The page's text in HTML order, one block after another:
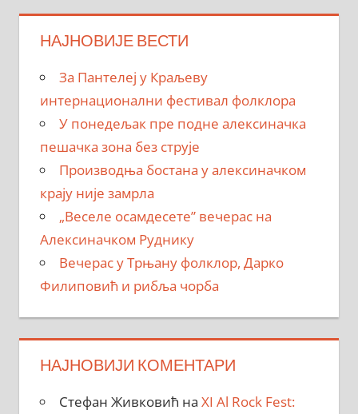
НАЈНОВИЈЕ ВЕСТИ
За Пантелеј у Краљеву
интернационални фестивал фолклора
У понедељак пре подне алексиначка
пешачка зона без струје
Производња бостана у алексиначком
крају није замрла
„Веселе осамдесете” вечерас на
Алексиначком Руднику
Вечерас у Трњану фолклор, Дарко
Филиповић и рибља чорба
НАЈНОВИЈИ КОМЕНТАРИ
Стефан Живковић на XI Al Rock Fest: